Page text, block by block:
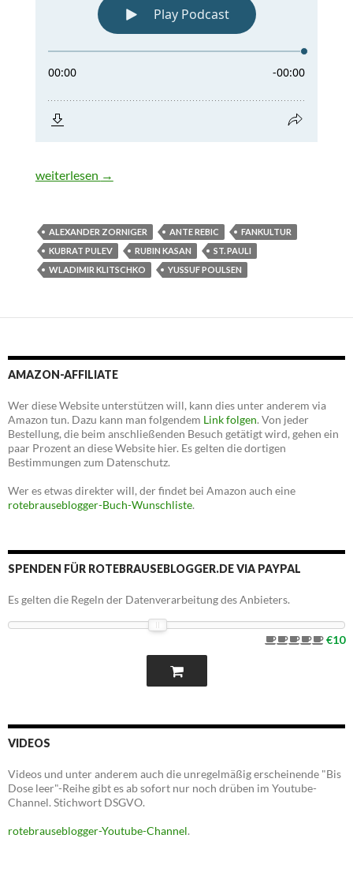
Abseitiger Bonustrack
weiterlesen →
ALEXANDER ZORNIGER ANTE REBIC
FANKULTUR
KUBRAT PULEV
RUBIN KASAN
ST. PAULI
WLADIMIR KLITSCHKO
YUSSUF POULSEN
AMAZON-AFFILIATE
Wer diese Website unterstützen will, kann dies unter anderem via
Amazon tun. Dazu kann man folgendem Link folgen. Von jeder
Bestellung, die beim anschließenden Besuch getätigt wird, gehen ein
paar Prozent an diese Website hier. Es gelten die dortigen
Bestimmungen zum Datenschutz.
Wer es etwas direkter will, der findet bei Amazon auch eine
rotebrauseblogger-Buch-Wunschliste.
SPENDEN FÜR ROTEBRAUSEBLOGGER.DE VIA PAYPAL
Es gelten die Regeln der Datenverarbeitung des Anbieters.
€10
VIDEOS
Videos und unter anderem auch die unregelmäßig erscheinende "Bis
Dose leer"-Reihe gibt es ab sofort nur noch drüben im Youtube-
Channel. Stichwort DSGVO.
rotebrauseblogger-Youtube-Channel.